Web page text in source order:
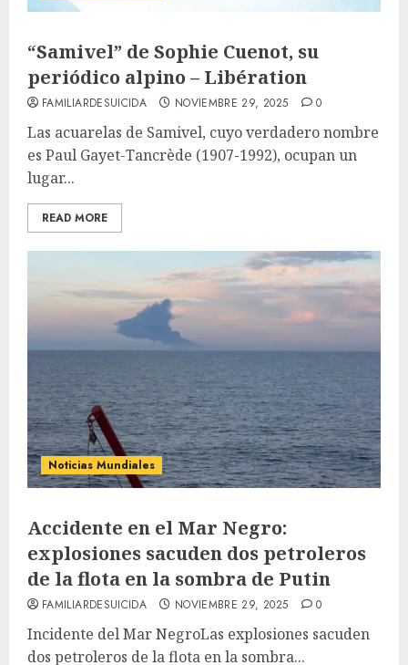
“Samivel” de Sophie Cuenot, su
periódico alpino – Libération
FAMILIARDESUICIDA NOVIEMBRE 29, 2025 0
Las acuarelas de Samivel, cuyo verdadero nombre
es Paul Gayet-Tancrède (1907-1992), ocupan un
lugar...
READ MORE
Noticias Mundiales
Accidente en el Mar Negro:
explosiones sacuden dos petroleros
de la flota en la sombra de Putin
FAMILIARDESUICIDA NOVIEMBRE 29, 2025 0
Incidente del Mar NegroLas explosiones sacuden
dos petroleros de la flota en la sombra...